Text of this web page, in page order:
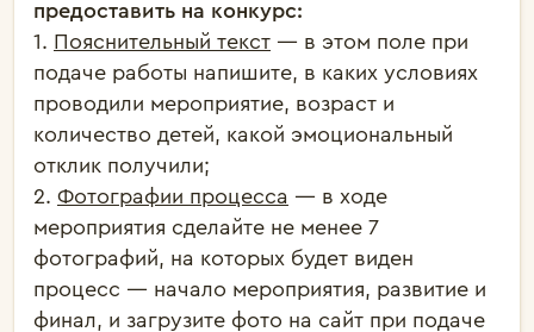
предоставить на конкурс:
1. Пояснительный текст — в этом поле при
подаче работы напишите, в каких условиях
проводили мероприятие, возраст и
количество детей, какой эмоциональный
отклик получили;
2. Фотографии процесса — в ходе
мероприятия сделайте не менее 7
фотографий, на которых будет виден
процесс — начало мероприятия, развитие и
финал, и загрузите фото на сайт при подаче